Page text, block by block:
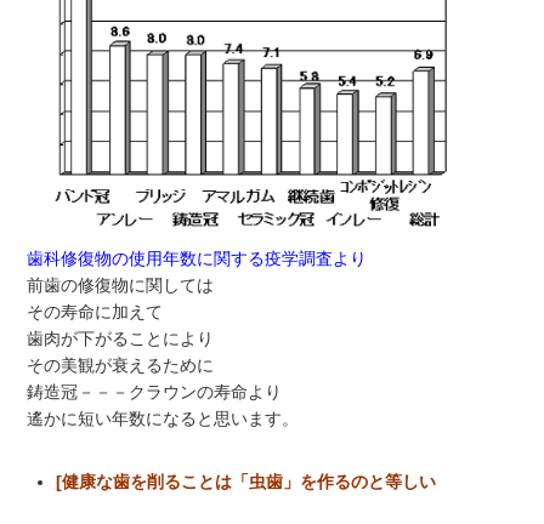
歯科修復物の使用年数に関する疫学調査より
前歯の修復物に関しては
その寿命に加えて
歯肉が下がることにより
その美観が衰えるために
鋳造冠－－－クラウンの寿命より
遙かに短い年数になると思います。
[健康な歯を削ることは「虫歯」を作るのと等しい